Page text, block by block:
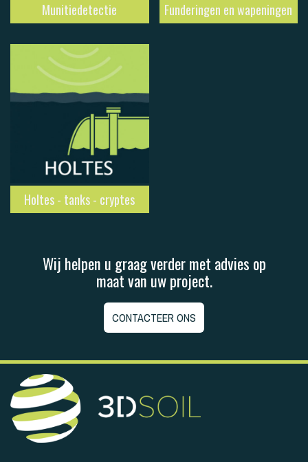
Munitiedetectie Funderingen en wapeningen
Holtes - tanks - cryptes
Wij helpen u graag verder met advies op
maat van uw project.
CONTACTEER ONS